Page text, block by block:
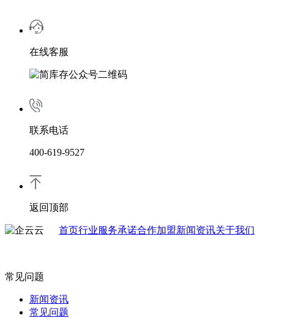
在线客服
联系电话
400-619-9527
返回顶部
首页行业服务承诺合作加盟新闻资讯关于我们
常见问题
新闻资讯
常见问题